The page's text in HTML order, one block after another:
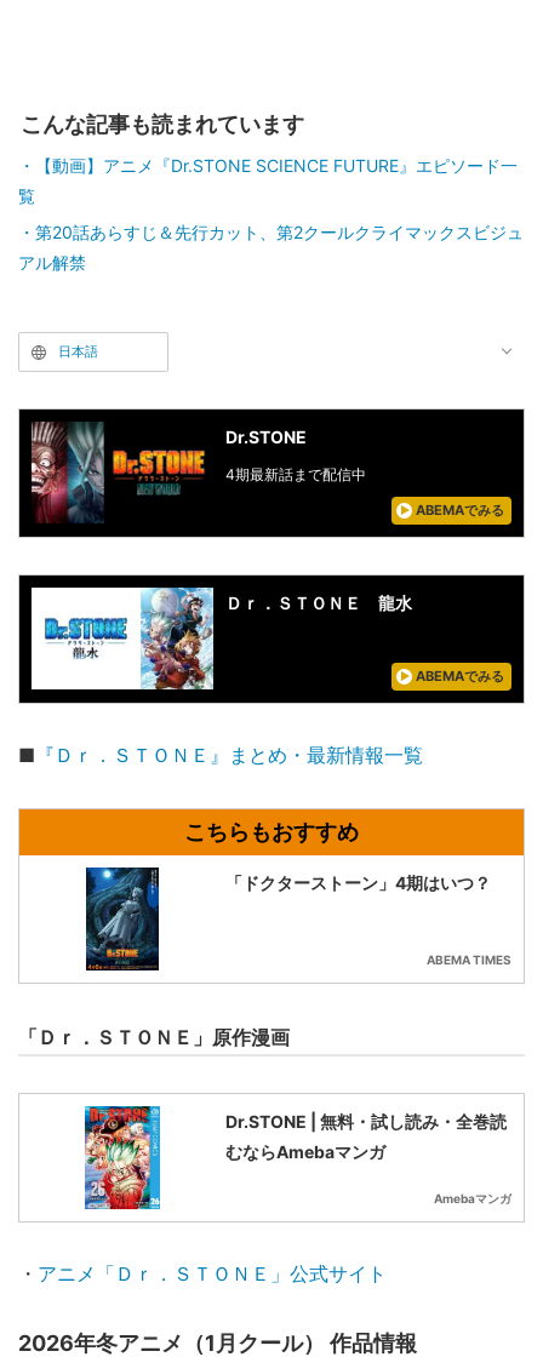
こんな記事も読まれています
【動画】アニメ『Dr.STONE SCIENCE FUTURE』エピソード一
覧
第20話あらすじ＆先行カット、第2クールクライマックスビジュ
アル解禁
日本語
Dr.STONE
4期最新話まで配信中
ABEMAでみる
Ｄｒ．ＳＴＯＮＥ 龍水
ABEMAでみる
■ 『Ｄｒ．ＳＴＯＮＥ』まとめ・最新情報一覧
「ドクターストーン」4期はいつ？
ABEMA TIMES
「Ｄｒ．ＳＴＯＮＥ」原作漫画
Dr.STONE | 無料・試し読み・全巻読
むならAmebaマンガ
Amebaマンガ
・ アニメ「Ｄｒ．ＳＴＯＮＥ」公式サイト
2026年冬アニメ（1月クール） 作品情報